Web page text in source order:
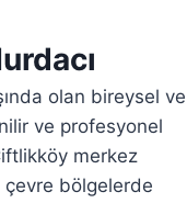
olan bireysel ve
ve profesyonel
merkez
bölgelerde